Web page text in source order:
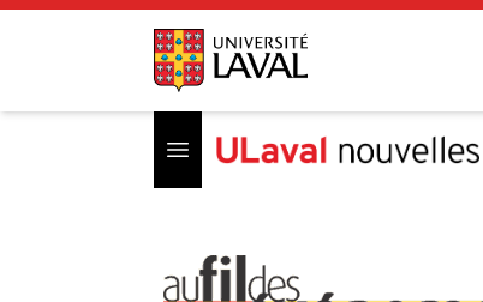
Open menu